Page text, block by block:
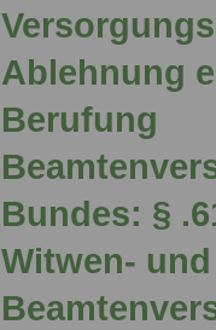
Ablehnung
Berufung
Bundes: §
Witwen-